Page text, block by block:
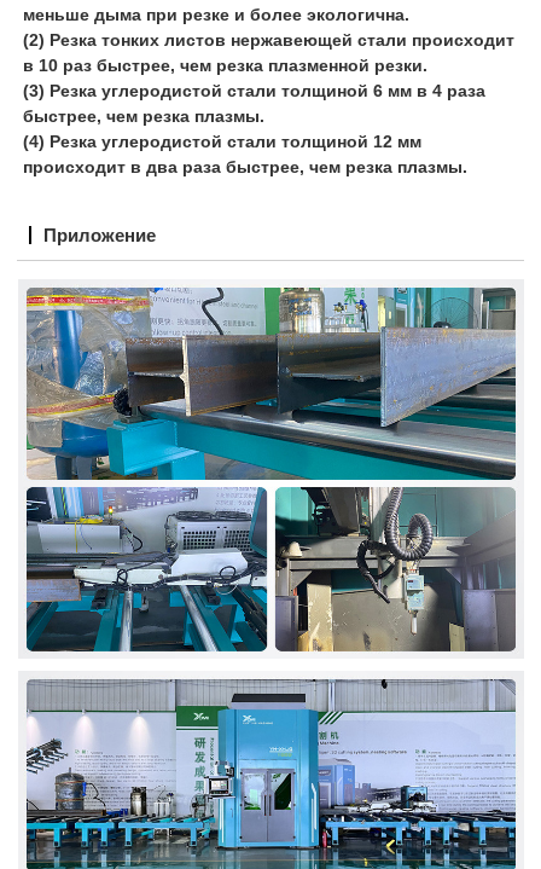
меньше дыма при резке и более экологична.
(2) Резка тонких листов нержавеющей стали происходит
в 10 раз быстрее, чем резка плазменной резки.
(3) Резка углеродистой стали толщиной 6 мм в 4 раза
быстрее, чем резка плазмы.
(4) Резка углеродистой стали толщиной 12 мм
происходит в два раза быстрее, чем резка плазмы.
Приложение